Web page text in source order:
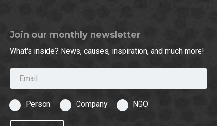
Join our monthly newsletter
What's inside? News, causes, inspiration, and much more!
Email
Person Company NGO